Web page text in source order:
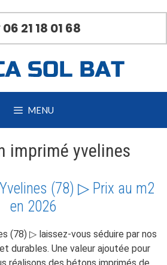
21 18 01 68
MENU
imprimé yvelines
(78) ▷ Prix au m2
en 2026
(78) ▷ laissez-vous séduire par nos
durables. Une valeur ajoutée pour